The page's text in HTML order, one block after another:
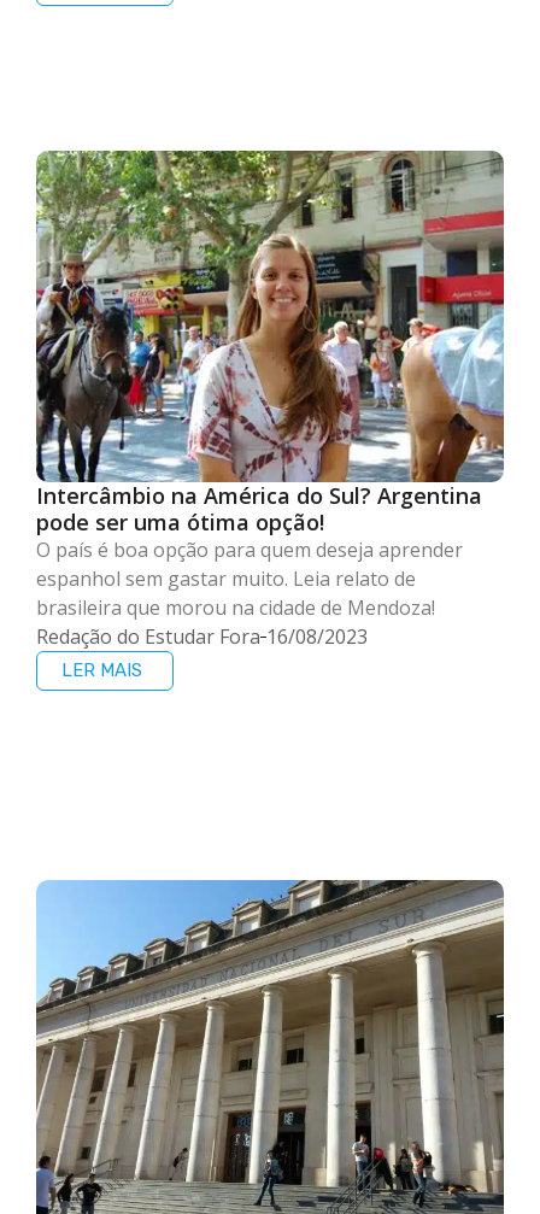
Intercâmbio na América do Sul? Argentina
pode ser uma ótima opção!
O país é boa opção para quem deseja aprender
espanhol sem gastar muito. Leia relato de
brasileira que morou na cidade de Mendoza!
Redação do Estudar Fora 16/08/2023
LER MAIS